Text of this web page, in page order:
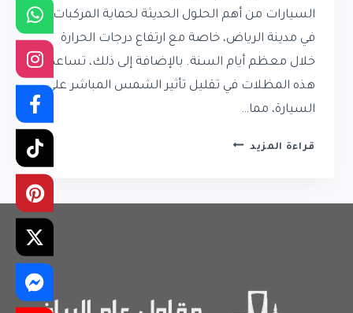
السيارات من أهم الحلول الحديثة لحماية المركبات
في مدينة الرياض، خاصة مع ارتفاع درجات الحرارة
خلال معظم أيام السنة. بالإضافة إلى ذلك، تساعد
هذه المظلات في تقليل تأثير الشمس المباشر على
السيارة، مما…
قراءة المزيد مظلات
احترافي